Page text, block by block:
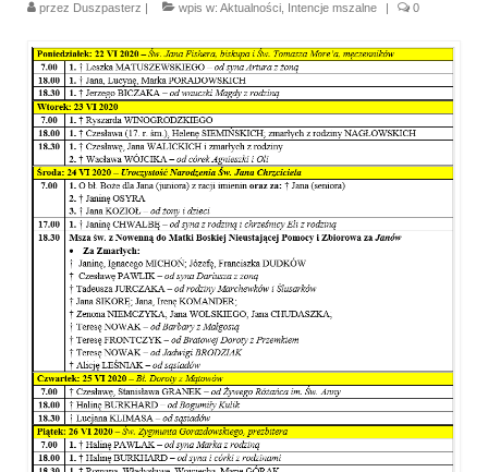
Parafia
Historia
Duszpasterze
Nasz patron
Kościół Rektoracki
Vademecum
Wspólnoty parafialne
Katecheza parafialna
Niezbędnik Katolika
Kaplica Adoracji
Pracownicy
przez Duszpasterz wpis w: Aktualności Intencje mszalne 0